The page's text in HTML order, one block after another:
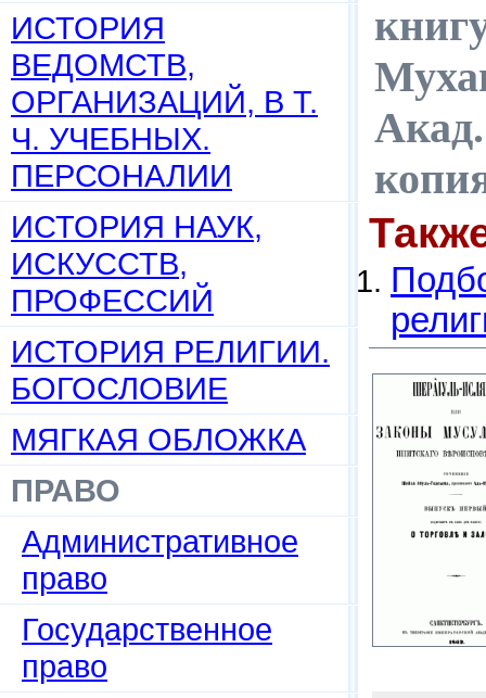
ИСТОРИЯ
ВЕДОМСТВ,
ОРГАНИЗАЦИЙ, В Т.
Ч. УЧЕБНЫХ.
ПЕРСОНАЛИИ
ИСТОРИЯ НАУК,
ИСКУССТВ,
ПРОФЕССИЙ
ИСТОРИЯ РЕЛИГИИ.
БОГОСЛОВИЕ
МЯГКАЯ ОБЛОЖКА
ПРАВО
Административное
право
Государственное
право